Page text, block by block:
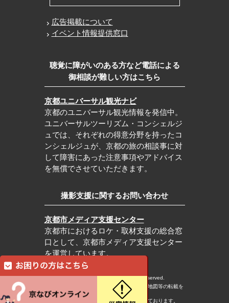
広告掲載について
イベント情報提供窓口
聴覚に障がいのある方など電話による
御相談が難しい方はこちら
京都ユニバーサル観光ナビ
京都のユニバーサル観光情報を発信中。
ユニバーサルツーリズム・コンシェルジ
ュでは、それぞれの得意分野を持ったコ
ンシェルジュが、京都の旅の相談事に対
して障害にあった注意事項やアドバイス
を無償でさせていただきます。
撮影支援に関するお問い合わせ
京都市メディア支援センター
京都市におけるロケ・取材支援の総合窓
口として、京都市メディア支援センター
を運営しています。
c Kyoto City Tourism Association All rights reserved.
※本ホームページの内容・写真・イラスト・地図等の転載を
固くお断りします。
※本ホームページの運営は宿泊税を活用しております。